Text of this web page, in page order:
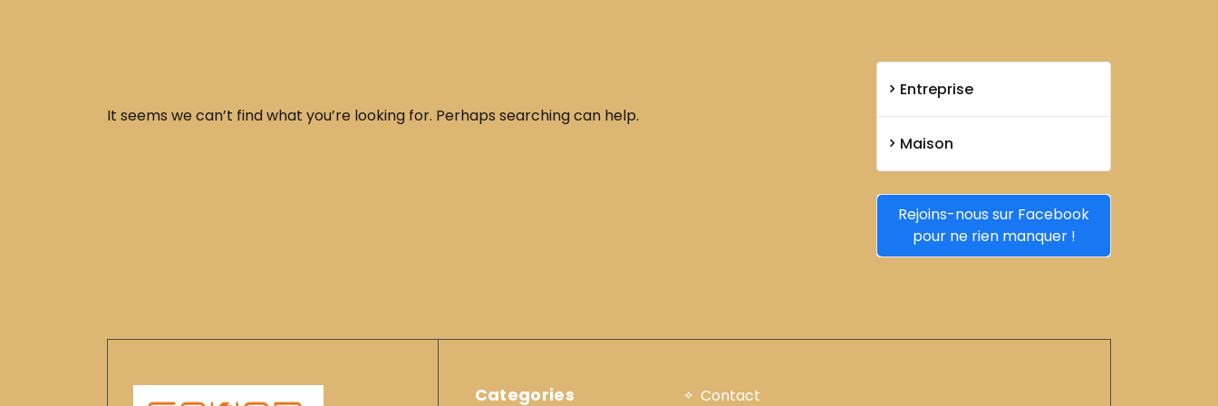
It seems we can’t find what you’re looking for. Perhaps searching can help.
Entreprise
Maison
Rejoins-nous sur Facebook
pour ne rien manquer !
Categories Contact